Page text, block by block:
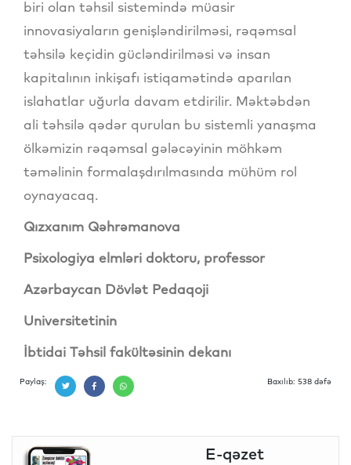
biri olan təhsil sistemində müasir
innovasiyaların genişləndirilməsi, rəqəmsal
təhsilə keçidin gücləndirilməsi və insan
kapitalının inkişafı istiqamətində aparılan
islahatlar uğurla davam etdirilir. Məktəbdən
ali təhsilə qədər qurulan bu sistemli yanaşma
ölkəmizin rəqəmsal gələcəyinin möhkəm
təməlinin formalaşdırılmasında mühüm rol
oynayacaq.
Qızxanım Qəhrəmanova
Psixologiya elmləri doktoru, professor
Azərbaycan Dövlət Pedaqoji
Universitetinin
İbtidai Təhsil fakültəsinin dekanı
Paylaş: Baxılıb: 538 dəfə
E-qəzet